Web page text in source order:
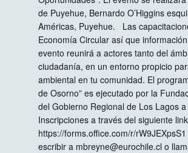
de Puyehue, Bernardo O’Higgins
Américas, Puyehue. Las
Economía Circular así que
evento reunirá a actores tanto del
ciudadanía, en un entorno propicio
ambiental en tu comunidad. El
de Osorno” es ejecutado por la
del Gobierno Regional de Los Lagos
Inscripciones a través del siguiente
https://forms.office.com/r/
escribir a mbreyne@eurochile.cl o